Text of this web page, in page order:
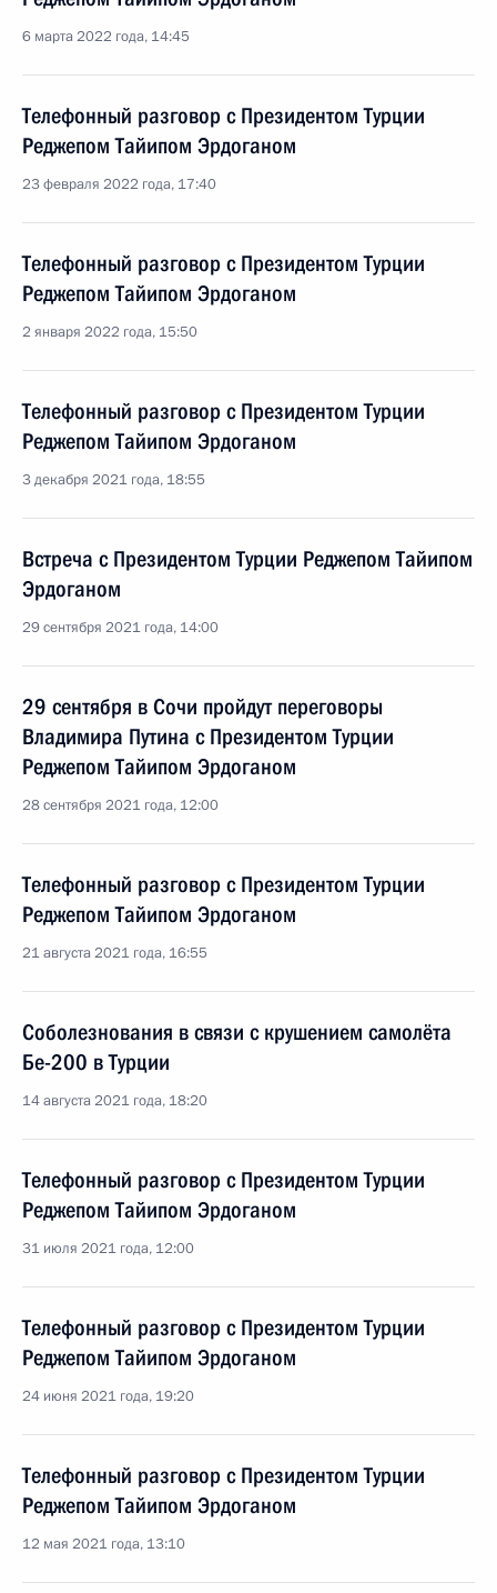
6 марта 2022 года, 14:45
Телефонный разговор с Президентом Турции
Реджепом Тайипом Эрдоганом
23 февраля 2022 года, 17:40
Телефонный разговор с Президентом Турции
Реджепом Тайипом Эрдоганом
2 января 2022 года, 15:50
Телефонный разговор с Президентом Турции
Реджепом Тайипом Эрдоганом
3 декабря 2021 года, 18:55
Встреча с Президентом Турции Реджепом Тайипом
Эрдоганом
29 сентября 2021 года, 14:00
29 сентября в Сочи пройдут переговоры
Владимира Путина с Президентом Турции
Реджепом Тайипом Эрдоганом
28 сентября 2021 года, 12:00
Телефонный разговор с Президентом Турции
Реджепом Тайипом Эрдоганом
21 августа 2021 года, 16:55
Соболезнования в связи с крушением самолёта
Бе-200 в Турции
14 августа 2021 года, 18:20
Телефонный разговор с Президентом Турции
Реджепом Тайипом Эрдоганом
31 июля 2021 года, 12:00
Телефонный разговор с Президентом Турции
Реджепом Тайипом Эрдоганом
24 июня 2021 года, 19:20
Телефонный разговор с Президентом Турции
Реджепом Тайипом Эрдоганом
12 мая 2021 года, 13:10